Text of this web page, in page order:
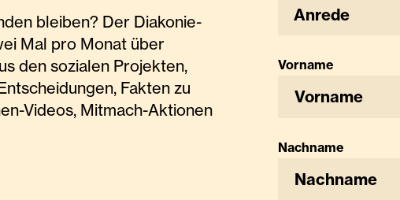
bleiben? Der Diakonie-
Mal pro Monat über
den sozialen Projekten,
Fakten zu
Videos, Mitmach-Aktionen
Anrede
Vorname
Nachname